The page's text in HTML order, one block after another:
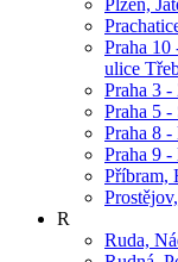
Praha 10
ulice
Praha 3
Praha 5 -
Praha 8
Praha 9
Příbram,
R
Ruda,